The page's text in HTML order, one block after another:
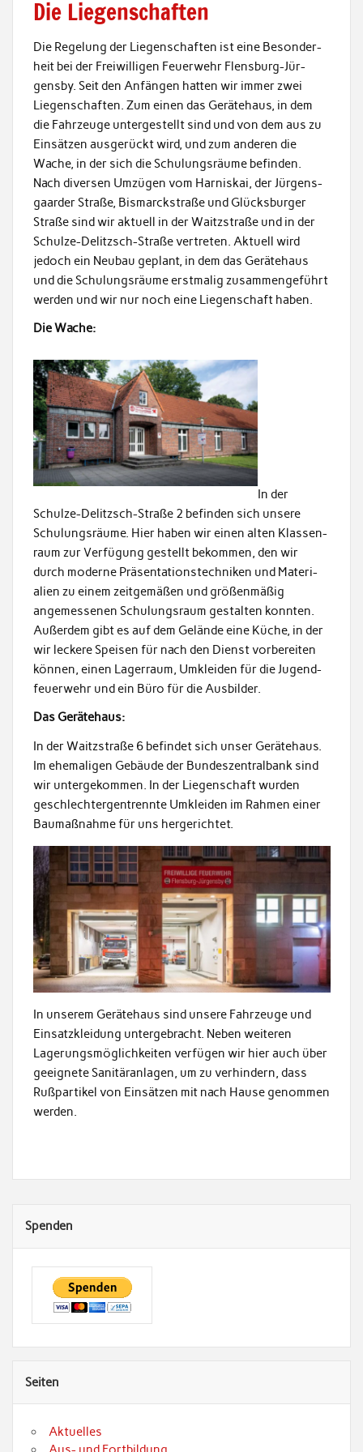
Die Liegenschaften
Die Regelung der Liegen­schaften ist eine Beson­der­
heit bei der Frei­willi­gen Feuer­wehr Flens­burg-Jür­
gens­by. Seit den Anfän­gen hat­ten wir immer zwei
Liegen­schaften. Zum einen das Geräte­haus, in dem
die Fahrzeuge untergestellt sind und von dem aus zu
Ein­sätzen aus­gerückt wird, und zum anderen die
Wache, in der sich die Schu­lungsräume befind­en.
Nach diversen Umzü­gen vom Har­niskai, der Jür­gens­
gaarder Straße, Bis­mar­ck­straße und Glücks­burg­er
Straße sind wir aktuell in der Wait­zs­traße und in der
Schulze-Delitzsch-Straße vertreten. Aktuell wird
jedoch ein Neubau geplant, in dem das Geräte­haus
und die Schu­lungsräume erst­ma­lig zusam­menge­führt
wer­den und wir nur noch eine Liegen­schaft haben.
Die Wache:
In der
Schulze-Delitzsch-Straße 2 befind­en sich unsere
Schu­lungsräume. Hier haben wir einen alten Klassen­
raum zur Ver­fü­gung gestellt bekom­men, den wir
durch mod­erne Präsen­ta­tion­stech­niken und Mate­ri­
alien zu einem zeit­gemäßen und größen­mäßig
angemesse­nen Schu­lungsraum gestal­ten kon­nten.
Außer­dem gibt es auf dem Gelände eine Küche, in der
wir leckere Speisen für nach den Dienst vor­bere­it­en
kön­nen, einen Lager­raum, Umk­lei­den für die Jugend­
feuer­wehr und ein Büro für die Ausbilder.
Das Geräte­haus:
In der Wait­zs­traße 6 befind­et sich unser Geräte­haus.
Im ehe­ma­li­gen Gebäude der Bun­deszen­tral­bank sind
wir untergekom­men. In der Liegen­schaft wur­den
geschlechter­gen­tren­nte Umk­lei­den im Rah­men ein­er
Bau­maß­nahme für uns herg­erichtet.
In unserem Geräte­haus sind unsere Fahrzeuge und
Ein­satzk­lei­dung unterge­bracht. Neben weit­eren
Lagerungsmöglichkeit­en ver­fü­gen wir hier auch über
geeignete San­itäran­la­gen, um zu ver­hin­dern, dass
Ruß­par­tikel von Ein­sätzen mit nach Hause genom­men
werden.
Spenden
Seiten
Aktuelles